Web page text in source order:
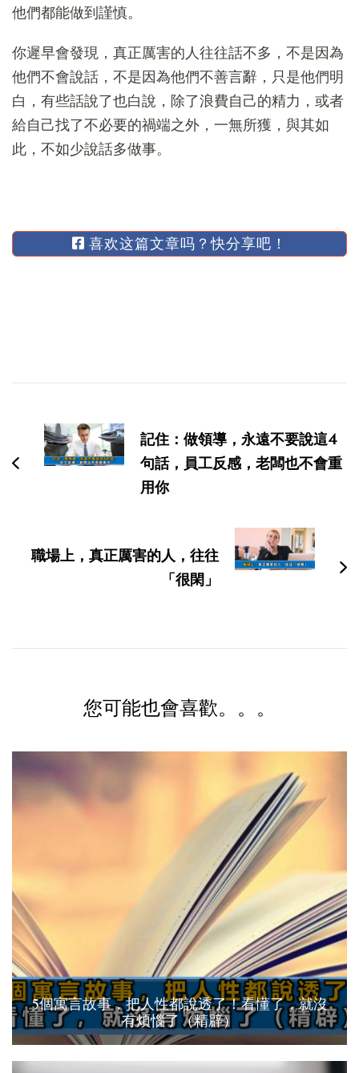
他們都能做到謹慎。
你遲早會發現，真正厲害的人往往話不多，不是因為
他們不會說話，不是因為他們不善言辭，只是他們明
白，有些話說了也白說，除了浪費自己的精力，或者
給自己找了不必要的禍端之外，一無所獲，與其如
此，不如少說話多做事。
喜欢这篇文章吗？快分享吧！
航
記住：做領導，永遠不要說這4
句話，員工反感，老闆也不會重
用你
職場上，真正厲害的人，往往
「很閑」
您可能也會喜歡。。。
5個寓言故事，把人性都說透了！看懂了，就沒
有煩惱了（精辟）